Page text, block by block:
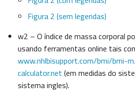
Figura 2 (sem legendas)
w2 – O índice de massa corporal
usando ferramentas online tais
www.nhlbisupport.com/bmi/bmi-
calculator.net (em medidas do
sistema ingles).